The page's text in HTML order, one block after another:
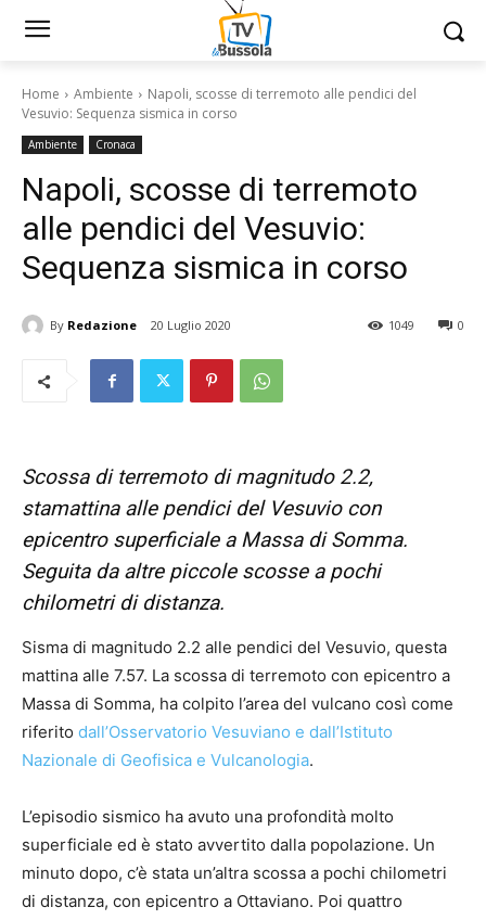
Home Ambiente
Napoli, scosse di terremoto alle pendici del
Vesuvio: Sequenza sismica in corso
Ambiente Cronaca
Napoli, scosse di terremoto
alle pendici del Vesuvio:
Sequenza sismica in corso
By Redazione 20 Luglio 2020 0
1049
Scossa di terremoto di magnitudo 2.2,
stamattina alle pendici del Vesuvio con
epicentro superficiale a Massa di Somma.
Seguita da altre piccole scosse a pochi
chilometri di distanza.
Sisma di magnitudo 2.2 alle pendici del Vesuvio, questa
mattina alle 7.57. La scossa di terremoto con epicentro a
Massa di Somma, ha colpito l’area del vulcano così come
riferito dall’Osservatorio Vesuviano e dall’Istituto
Nazionale di Geofisica e Vulcanologia.
L’episodio sismico ha avuto una profondità molto
superficiale ed è stato avvertito dalla popolazione. Un
minuto dopo, c’è stata un’altra scossa a pochi chilometri
di distanza, con epicentro a Ottaviano. Poi quattro